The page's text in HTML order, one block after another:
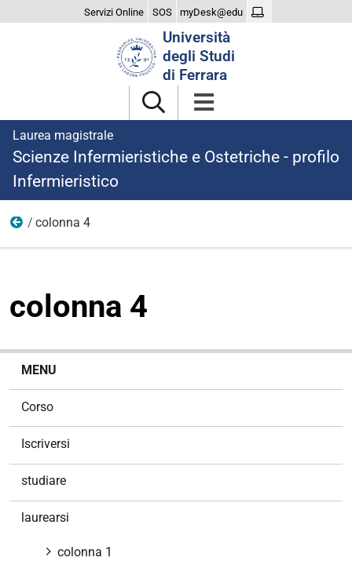
Servizi Online SOS myDesk@edu
Università
degli Studi
di Ferrara
Laurea magistrale
Scienze Infermieristiche e Ostetriche - profilo
Infermieristico
laurearsi
colonna 4
colonna 4
MENU
Corso
Iscriversi
studiare
laurearsi
colonna 1